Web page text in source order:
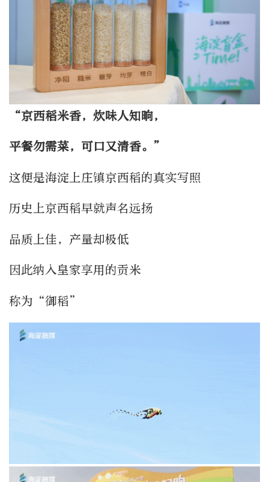
“京西稻米香，炊味人知晌，
平餐勿需菜，可口又清香。”
这便是海淀上庄镇京西稻的真实写照
历史上京西稻早就声名远扬
品质上佳，产量却极低
因此纳入皇家享用的贡米
称为“御稻”